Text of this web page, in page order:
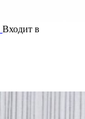
Входит в